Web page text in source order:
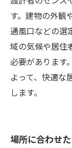
す。建物の外観
通風口などの選
域の気候や居住
必要があります
よって、快適な
します。
場所に合わせ